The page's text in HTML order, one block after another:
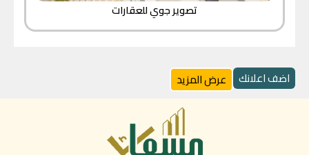
تصوير جوي للعقارات
اضف اعلانك عرض المزيد